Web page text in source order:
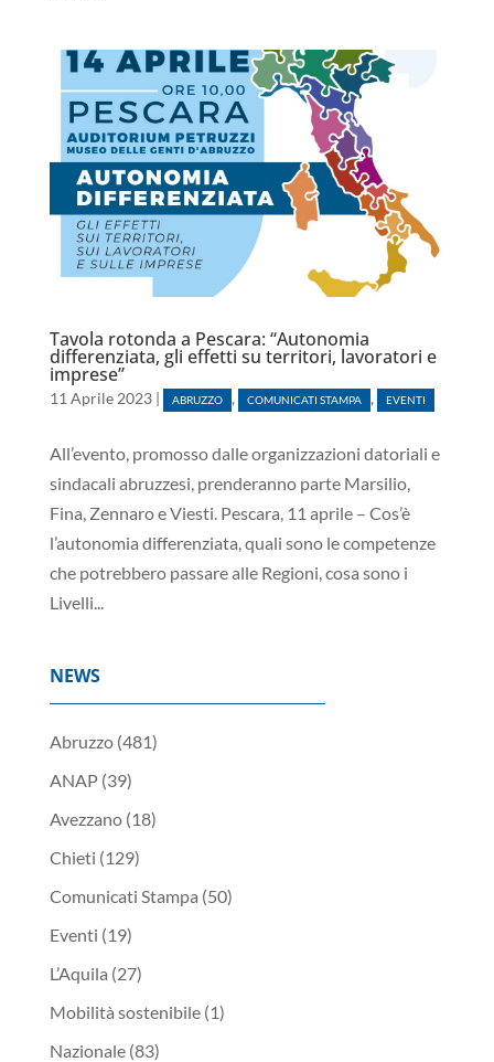
Tavola rotonda a Pescara: “Autonomia
differenziata, gli effetti su territori, lavoratori e
imprese”
11 Aprile 2023| ABRUZZO , COMUNICATI STAMPA , EVENTI
All’evento, promosso dalle organizzazioni datoriali e
sindacali abruzzesi, prenderanno parte Marsilio,
Fina, Zennaro e Viesti. Pescara, 11 aprile – Cos’è
l’autonomia differenziata, quali sono le competenze
che potrebbero passare alle Regioni, cosa sono i
Livelli...
NEWS
Abruzzo(481)
ANAP(39)
Avezzano(18)
Chieti (129)
Comunicati Stampa (50)
Eventi (19)
L’Aquila (27)
Mobilità sostenibile(1)
Nazionale(83)